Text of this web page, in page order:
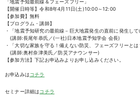
「地震予知最前線＆フェーズフリー」
【開催日時等】令和8年4月11日(土)10:00～12:00
【参加費】無料
【プログラム・講師】
・「地震予知研究の最前線－巨大地震発生の直前に発生して
(講師:長尾年恭氏／(一社)日本地震予知学会 会長)
・「大切な家族を守る！備えない防災、フェーズフリーとは
(講師:奥村奈津美氏／防災アナウンサー)
【参加方法】下記お申込みよりお申し込みください。
お申込みはコチラ
セミナー詳細はコチラ